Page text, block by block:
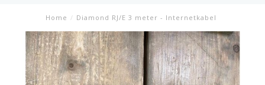
Home / Diamond RJ/E 3 meter - Internetkabel